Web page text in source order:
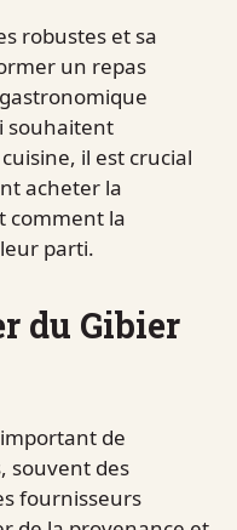
robustes et sa
un repas
souhaitent
il est crucial
acheter la
comment la
parti.
du Gibier
important de
souvent des
fournisseurs